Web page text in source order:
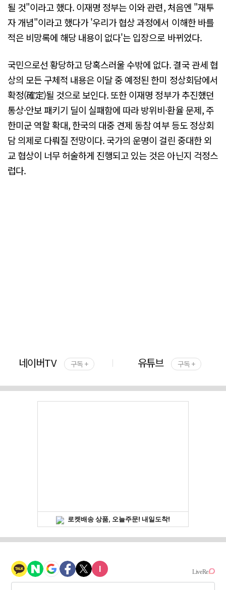
될 것"이라고 했다. 이재명 정부는 이와 관련, 처음엔 "재투
자 개념"이라고 했다가 '우리가 협상 과정에서 이해한 바를
적은 비망록에 해당 내용이 없다'는 입장으로 바뀌었다.
국민으로선 황당하고 당혹스러울 수밖에 없다. 결국 관세 협
상의 모든 구체적 내용은 이달 중 예정된 한미 정상회담에서
확정(確定)될 것으로 보인다. 또한 이재명 정부가 추진했던
통상·안보 패키기 딜이 실패함에 따라 방위비·환율 문제, 주
한미군 역할 확대, 한국의 대중 견제 동참 여부 등도 정상회
담 의제로 다뤄질 전망이다. 국가의 운명이 걸린 중대한 외
교 협상이 너무 허술하게 진행되고 있는 것은 아닌지 걱정스
럽다.
네이버TV 구독 + 유튜브 구독 +